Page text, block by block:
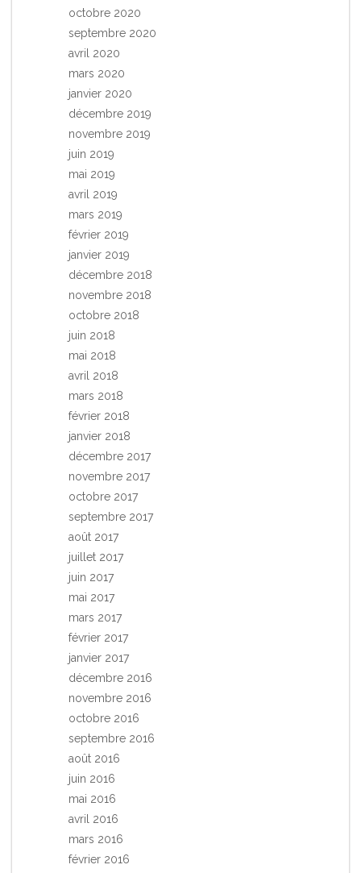
octobre 2020
septembre 2020
avril 2020
mars 2020
janvier 2020
décembre 2019
novembre 2019
juin 2019
mai 2019
avril 2019
mars 2019
février 2019
janvier 2019
décembre 2018
novembre 2018
octobre 2018
juin 2018
mai 2018
avril 2018
mars 2018
février 2018
janvier 2018
décembre 2017
novembre 2017
octobre 2017
septembre 2017
août 2017
juillet 2017
juin 2017
mai 2017
mars 2017
février 2017
janvier 2017
décembre 2016
novembre 2016
octobre 2016
septembre 2016
août 2016
juin 2016
mai 2016
avril 2016
mars 2016
février 2016